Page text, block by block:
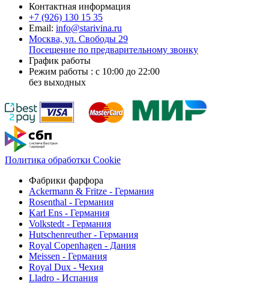
Контактная информация
+7 (926) 130 15 35
Email: info@starivina.ru
Москва, ул. Свободы 29
Посещение по предварительному звонку
График работы
Режим работы : с 10:00 до 22:00
без выходных
Политика обработки Cookie
Фабрики фарфора
Ackermann & Fritze - Германия
Rosenthal - Германия
Karl Ens - Германия
Volkstedt - Германия
Hutschenreuther - Германия
Royal Copenhagen - Дания
Meissen - Германия
Royal Dux - Чехия
Lladro - Испания